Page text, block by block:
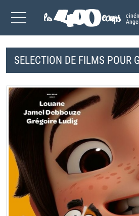
SELECTION DE FILMS POUR